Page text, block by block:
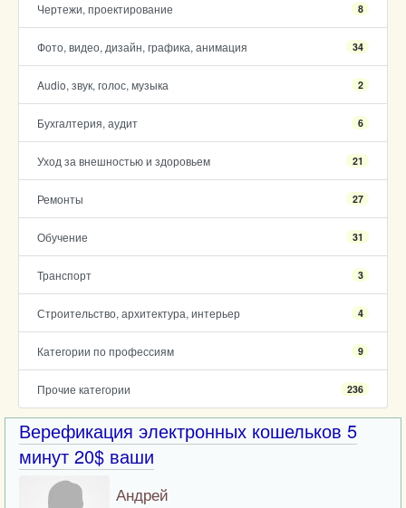
Чертежи, проектирование 8
Фото, видео, дизайн, графика, анимация 34
Audio, звук, голос, музыка 2
Бухгалтерия, аудит 6
Уход за внешностью и здоровьем 21
Ремонты 27
Обучение 31
Транспорт 3
Строительство, архитектура, интерьер 4
Категории по профессиям 9
Прочие категории 236
Верефикация электронных кошельков 5
минут 20$ ваши
Андрей